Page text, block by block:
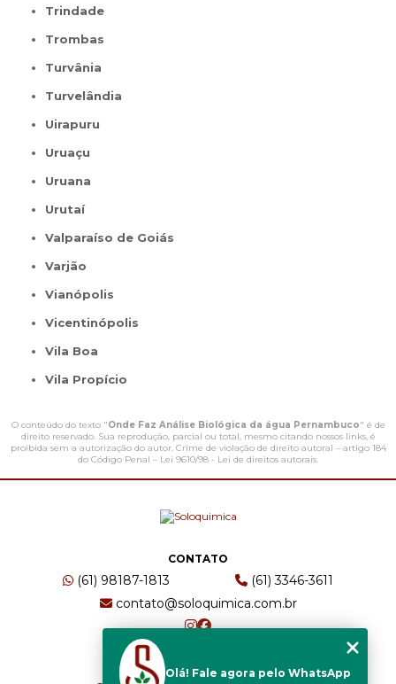
Trindade
Trombas
Turvânia
Turvelândia
Uirapuru
Uruaçu
Uruana
Urutaí
Valparaíso de Goiás
Varjão
Vianópolis
Vicentinópolis
Vila Boa
Vila Propício
O conteúdo do texto "Onde Faz Análise Biológica da água Pernambuco" é de
direito reservado. Sua reprodução, parcial ou total, mesmo citando nossos links, é
proibida sem a autorização do autor. Crime de violação de direito autoral – artigo 184
do Código Penal – Lei 9610/98 - Lei de direitos autorais.
CONTATO
(61) 98187-1813
(61) 3346-3611
contato@soloquimica.com.br
ENDEREÇO
Olá! Fale agora pelo WhatsApp